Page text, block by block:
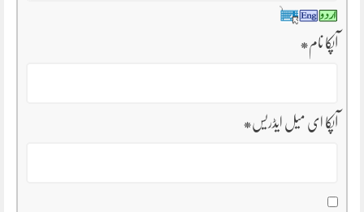
آپکا نام*
آپکا ای میل ایڈریس*